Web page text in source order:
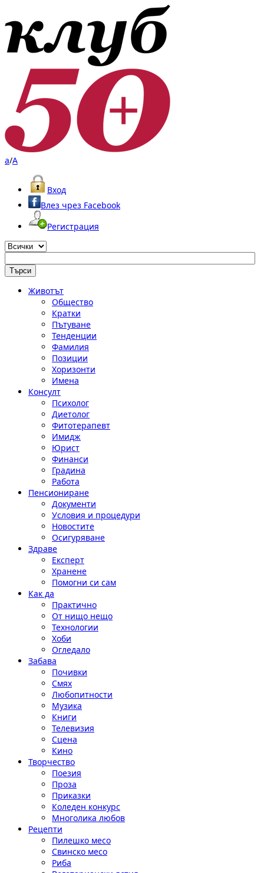
a/A
Вход
Влез чрез Facebook
Регистрация
Животът
Общество
Кратки
Пътуване
Тенденции
Фамилия
Позиции
Хоризонти
Имена
Консулт
Психолог
Диетолог
Фитотерапевт
Имидж
Юрист
Финанси
Градина
Работа
Пенсиониране
Документи
Условия и процедури
Новостите
Осигуряване
Здраве
Експерт
Хранене
Помогни си сам
Как да
Практично
От нищо нещо
Технологии
Хоби
Огледало
Забава
Почивки
Смях
Любопитности
Музика
Книги
Телевизия
Сцена
Кино
Творчество
Поезия
Проза
Приказки
Коледен конкурс
Многолика любов
Рецепти
Пилешко месо
Свинско месо
Риба